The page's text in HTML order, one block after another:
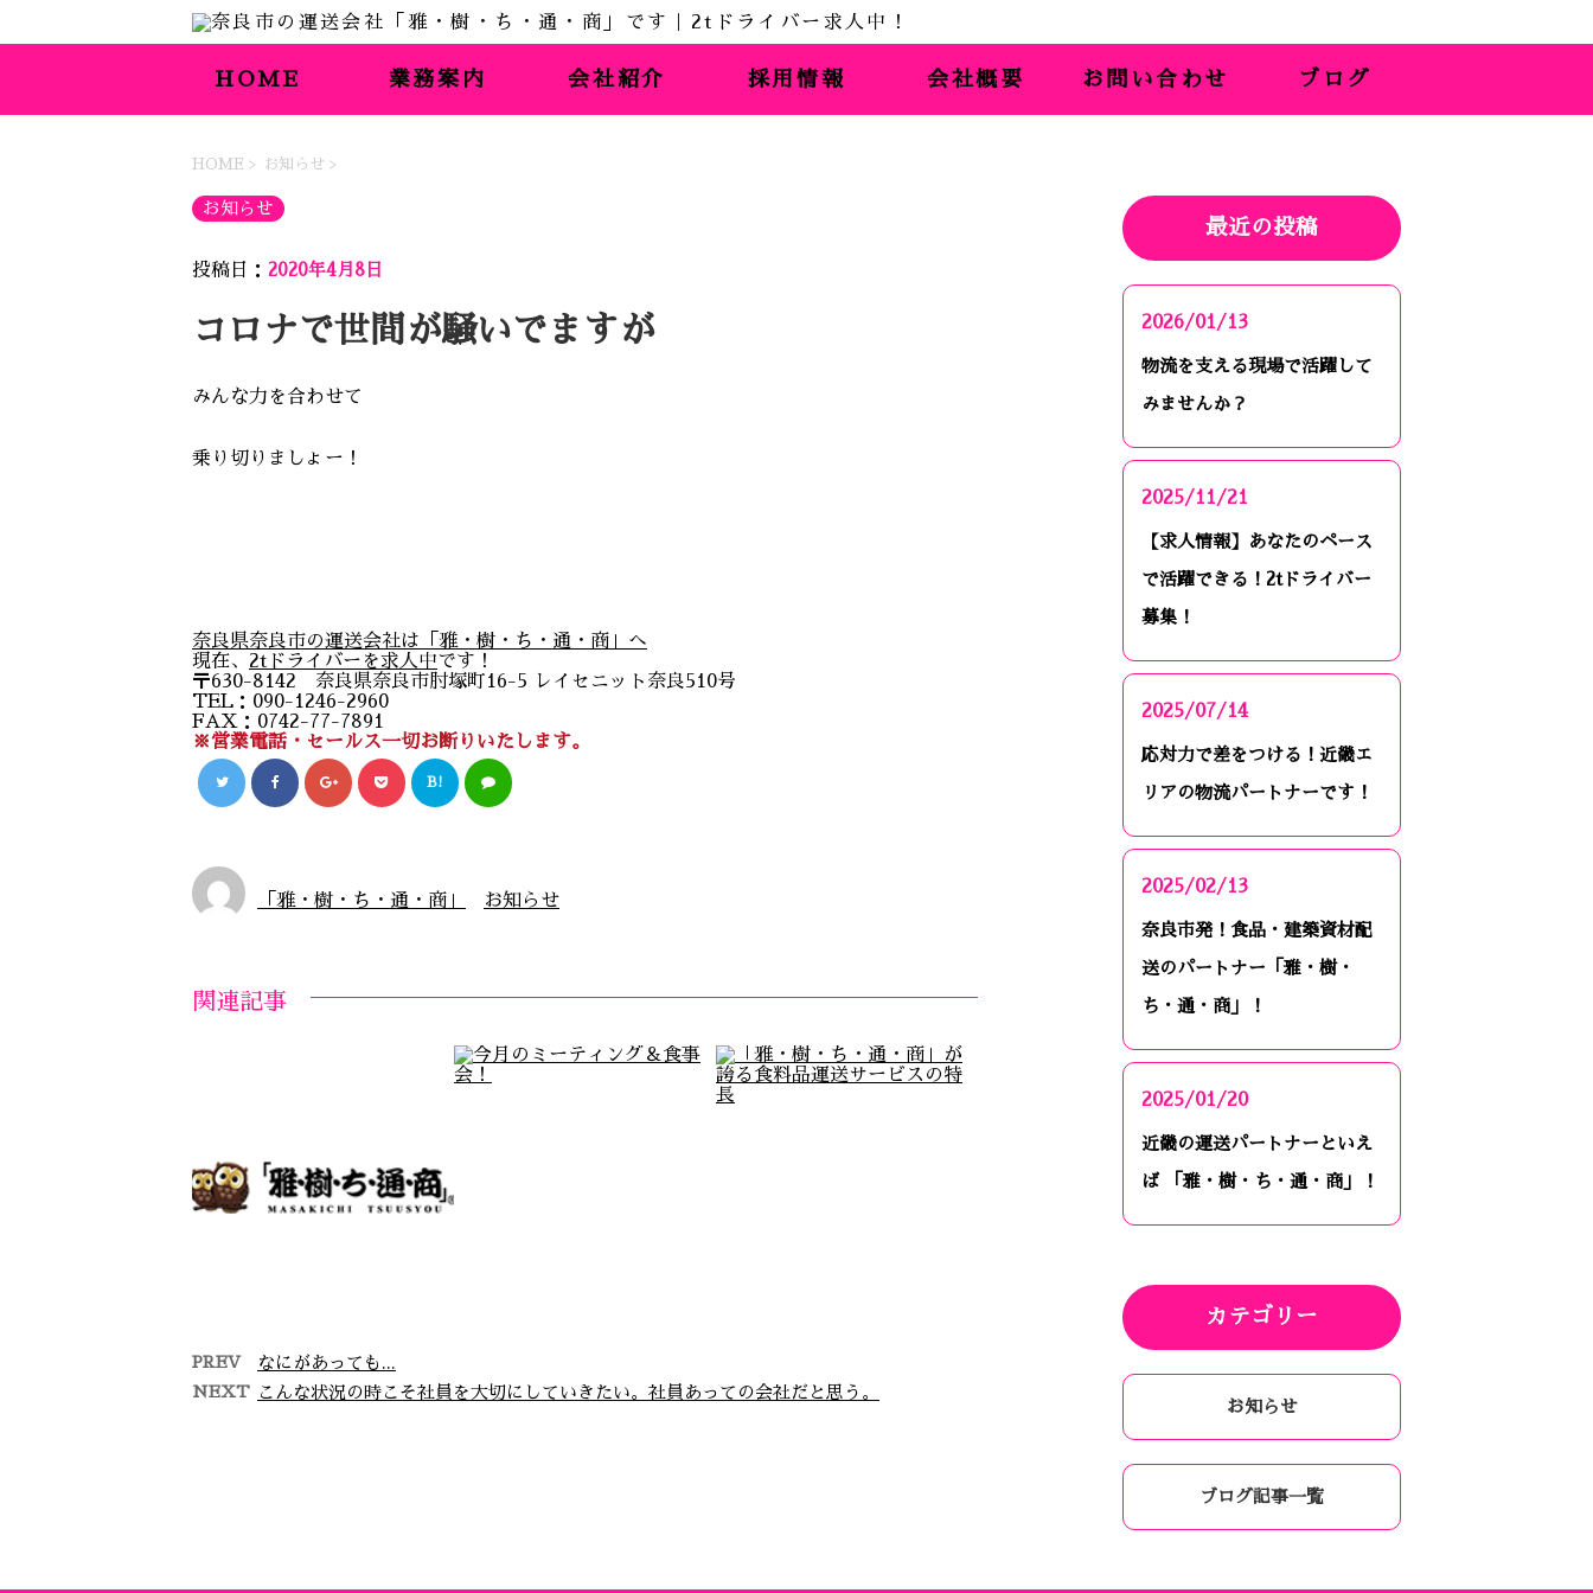
HOME 業務案内 会社紹介 採用情報 会社概要 お問い合わせ ブログ
HOME > お知らせ >
お知らせ
投稿日： 2020年4月8日
コロナで世間が騒いでますが
みんな力を合わせて
乗り切りましょー！
奈良県奈良市の運送会社は「雅・樹・ち・通・商」へ
現在、 2tドライバーを求人中です！
〒630-8142 奈良県奈良市肘塚町16-5 レイセニット奈良510号
TEL：090-1246-2960
FAX：0742-77-7891
※営業電話・セールス一切お断りいたします。
B!
「雅・樹・ち・通・商」 お知らせ
関連記事
ホームページを開設しまし
今月のミーティング＆食事
「雅・樹・ち・通・商」が
PREV なにがあっても...
NEXT こんな状況の時こそ社員を大切にしていきたい。社員あっての会社だと思う。
最近の投稿
2026/01/13
物流を支える現場で活躍して
みませんか？
2025/11/21
【求人情報】あなたのペース
で活躍できる！2tドライバー
募集！
2025/07/14
応対力で差をつける！近畿エ
リアの物流パートナーです！
2025/02/13
奈良市発！食品・建築資材配
送のパートナー「雅・樹・
ち・通・商」！
2025/01/20
近畿の運送パートナーといえ
ば 「雅・樹・ち・通・商」！
カテゴリー
お知らせ
ブログ記事一覧